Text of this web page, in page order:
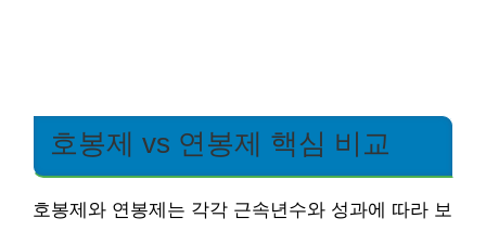
호봉제 vs 연봉제 핵심 비교
호봉제와 연봉제는 각각 근속년수와 성과에 따라 보